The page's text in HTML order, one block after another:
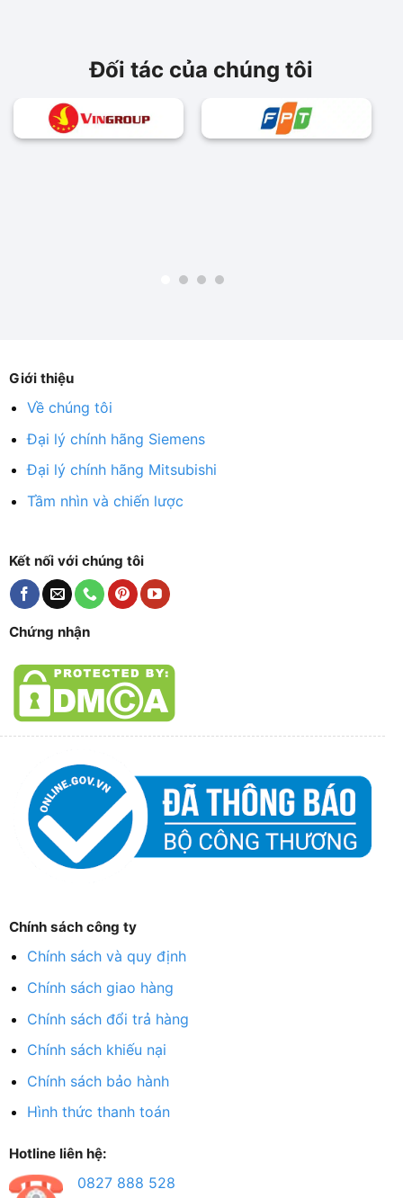
Đối tác của chúng tôi
Giới thiệu
Về chúng tôi
Đại lý chính hãng Siemens
Đại lý chính hãng Mitsubishi
Tầm nhìn và chiến lược
Kết nối với chúng tôi
Chứng nhận
Chính sách công ty
Chính sách và quy định
Chính sách giao hàng
Chính sách đổi trả hàng
Chính sách khiếu nại
Chính sách bảo hành
Hình thức thanh toán
Hotline liên hệ:
0827 888 528